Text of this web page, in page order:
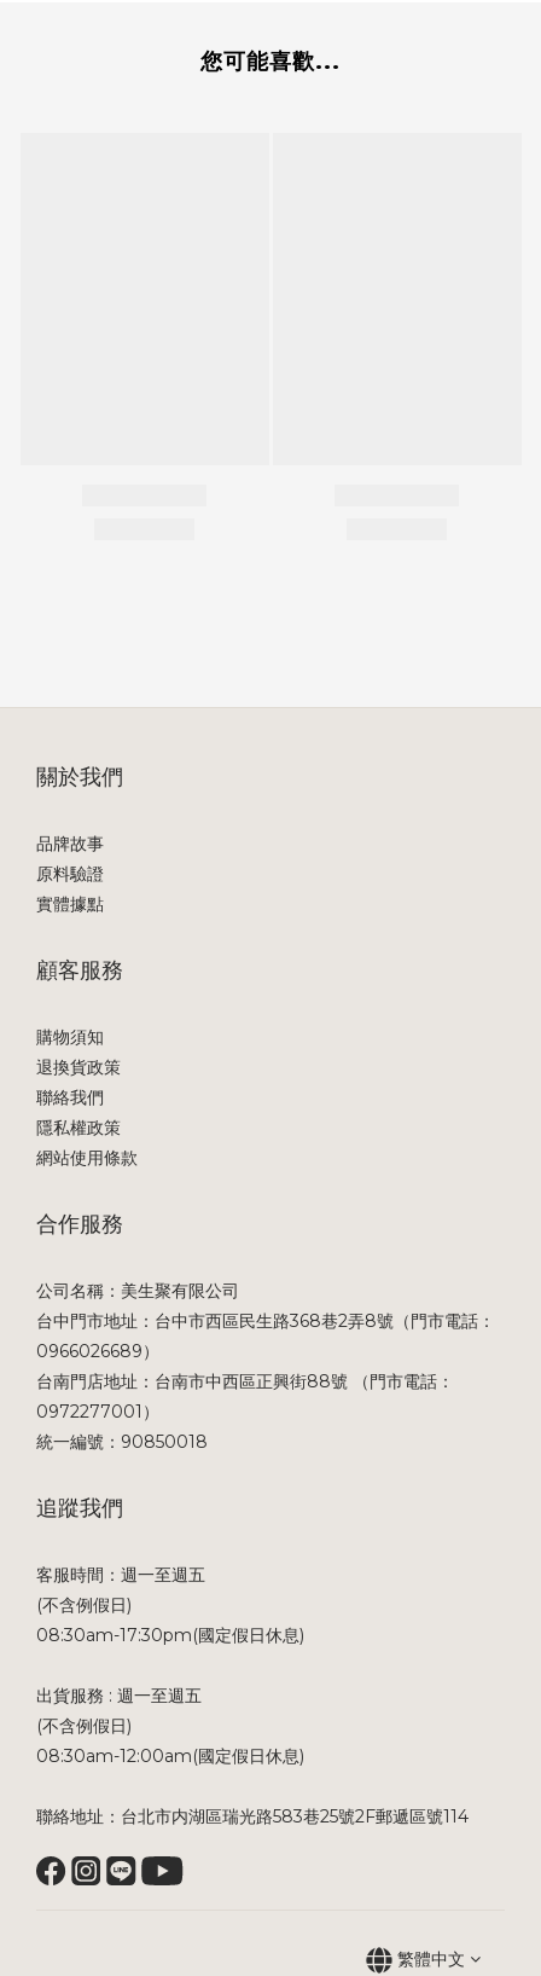
您可能喜歡...
關於我們
品牌故事
原料驗證
實體據點
顧客服務
購物須知
退換貨政策
聯絡我們
隱私權政策
網站使用條款
合作服務
公司名稱：美生聚有限公司
台中門市地址：台中市西區民生路368巷2弄8號（門市電話：
0966026689）
台南門店地址：台南市中西區正興街88號 （門市電話：
0972277001）
統一編號：90850018
追蹤我們
客服時間：週一至週五
(不含例假日)
08:30am-17:30pm(國定假日休息)
出貨服務 : 週一至週五
(不含例假日)
08:30am-12:00am(國定假日休息)
聯絡地址：台北市内湖區瑞光路583巷25號2F郵遞區號114
繁體中文